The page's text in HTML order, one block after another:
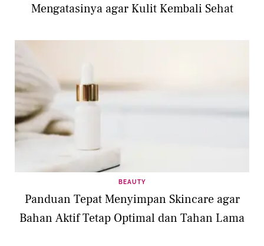
Mengatasinya agar Kulit Kembali Sehat
BEAUTY
Panduan Tepat Menyimpan Skincare agar
Bahan Aktif Tetap Optimal dan Tahan Lama